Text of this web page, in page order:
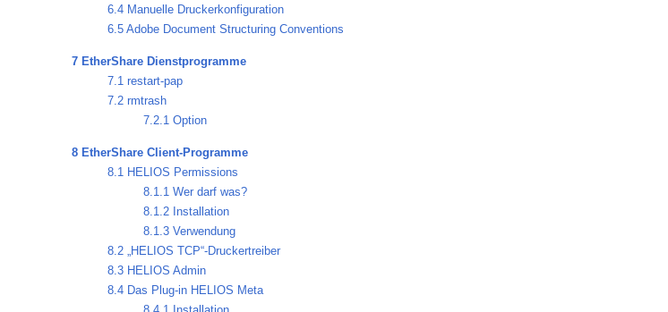
6.4 Manuelle Druckerkonfiguration
6.5 Adobe Document Structuring Conventions
7 EtherShare Dienstprogramme
7.1 restart-pap
7.2 rmtrash
7.2.1 Option
8 EtherShare Client-Programme
8.1 HELIOS Permissions
8.1.1 Wer darf was?
8.1.2 Installation
8.1.3 Verwendung
8.2 „HELIOS TCP“-Druckertreiber
8.3 HELIOS Admin
8.4 Das Plug-in HELIOS Meta